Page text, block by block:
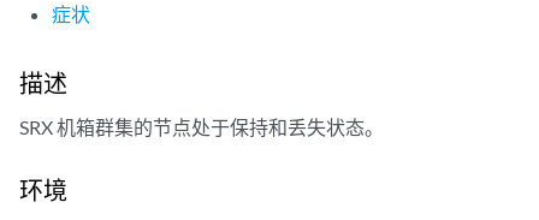
症状
描述
SRX 机箱群集的节点处于保持和丢失状态。
环境